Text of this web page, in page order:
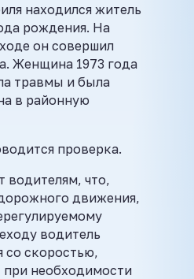
находился житель
рождения. На
он совершил
Женщина 1973 года
травмы и была
в районную
проверка.
водителям, что,
движения,
водитель
со скоростью,
при необходимости